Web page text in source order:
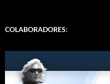
COLABORADORES: